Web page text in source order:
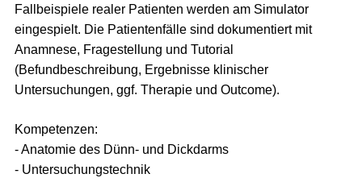
Fallbeispiele realer Patienten werden am Simulator
eingespielt. Die Patientenfälle sind dokumentiert mit
Anamnese, Fragestellung und Tutorial
(Befundbeschreibung, Ergebnisse klinischer
Untersuchungen, ggf. Therapie und Outcome).
Kompetenzen:
- Anatomie des Dünn- und Dickdarms
- Untersuchungstechnik